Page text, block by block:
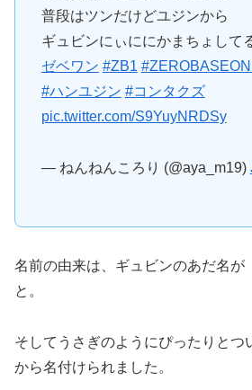
普段はツンだけどユジンから
ギュビンにぃににかまちょして
ゼベワン #ZB1
#ハンユジン #コンタクズ
pic.twitter.com/S9YuyNRDSy
— ねんねんころり (@aya_m19)
名前の由来は、ギュビンのあだ名が
と。
そしてうさぎのようにぴったりとつ
から名付けられました。